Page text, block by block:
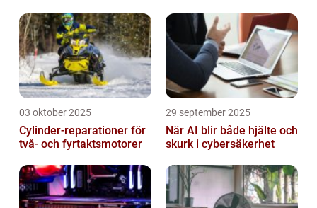
03 oktober 2025
Cylinder-reparationer för
två- och fyrtaktsmotorer
29 september 2025
När AI blir både hjälte och
skurk i cybersäkerhet